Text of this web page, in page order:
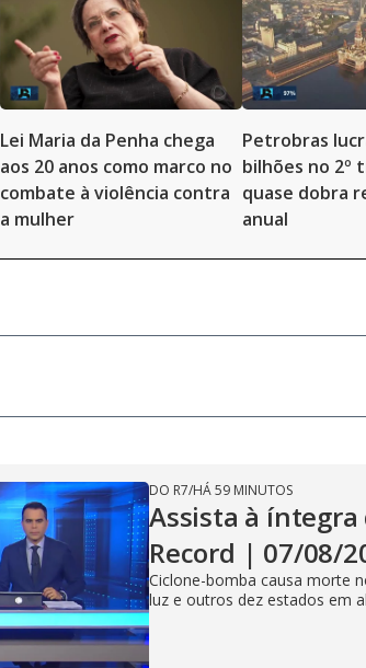
Lei Maria da Penha chega
aos 20 anos como marco no
combate à violência contra
a mulher
Petrobras
bilhões no 2º
quase dobra
anual
DO R7/HÁ 59 MINUTOS
Assista à íntegra
Record | 07/08/
Ciclone-bomba causa morte
luz e outros dez estados em